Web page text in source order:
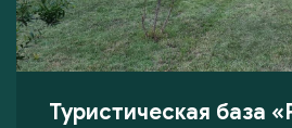
Туристическая база